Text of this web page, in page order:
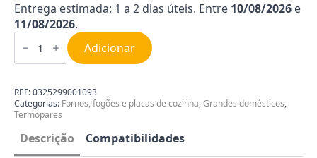
Entrega estimada: 1 a 2 dias úteis. Entre 10/08/2026 e
11/08/2026.
Quantidade
de
Fogão
Fagor
70mm
0325299001093
Adicionar
REF:0325299001093
Categorias: Fornos, fogões e placas de cozinha,Grandes domésticos,
Termopares
Descrição Compatibilidades